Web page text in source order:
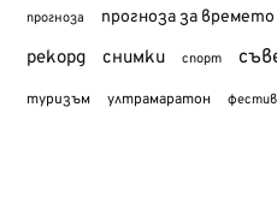
прогноза прогноза за времето
рекорд снимки спорт
туризъм ултрамаратон